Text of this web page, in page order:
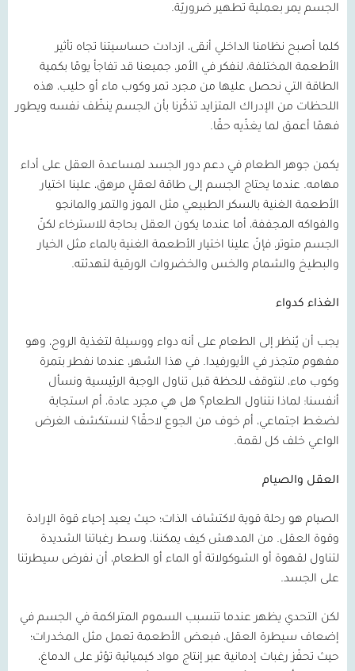
الجسم يمر بعملية تطهير ضروريّة.
كلما أصبح نظامنا الداخلي أنقى، ازدادت حساسيتنا تجاه تأثير
الأطعمة المختلفة، لنفكر في الأمر، جميعنا قد تفاجأ يومًا بكمية
الطاقة التي نحصل عليها من مجرد تمر وكوب ماء أو حليب، هذه
اللحظات من الإدراك المتزايد تذكّرنا بأن الجسم ينظّف نفسه ويطور
فهمًا أعمق لما يغذّيه حقًا.
يكمن جوهر الطعام في دعم دور الجسد لمساعدة العقل على أداء
مهامه. عندما يحتاج الجسم إلى طاقة لعقلٍ مرهق، علينا اختيار
الأطعمة الغنية بالسكر الطبيعي مثل الموز والتمر والمانجو
والفواكه المجففة، أما عندما يكون العقل بحاجة للاسترخاء لكنّ
الجسم متوتر، فإنّ علينا اختيار الأطعمة الغنية بالماء مثل الخيار
والبطيخ والشمام والخس والخضروات الورقية لتهدئته.
الغذاء كدواء
يجب أن يُنظر إلى الطعام على أنه دواء ووسيلة لتغذية الروح، وهو
مفهوم متجذر في الأيورفيدا. في هذا الشهر، عندما نفطر بتمرة
وكوب ماء، لنتوقف للحظة قبل تناول الوجبة الرئيسية ونسأل
أنفسنا: لماذا نتناول الطعام؟ هل هي مجرد عادة، أم استجابة
لضغط اجتماعي، أم خوف من الجوع لاحقًا؟ لنستكشف الغرض
الواعي خلف كل لقمة.
العقل والصيام
الصيام هو رحلة قوية لاكتشاف الذات؛ حيث يعيد إحياء قوة الإرادة
وقوة العقل. من المدهش كيف يمكننا، وسط رغباتنا الشديدة
لتناول لقهوة أو الشوكولاتة أو الماء أو الطعام، أن نفرض سيطرتنا
على الجسد.
لكن التحدي يظهر عندما تتسبب السموم المتراكمة في الجسم في
إضعاف سيطرة العقل، فبعض الأطعمة تعمل مثل المخدرات؛
حيث تحفّز رغبات إدمانية عبر إنتاج مواد كيميائية تؤثر على الدماغ،